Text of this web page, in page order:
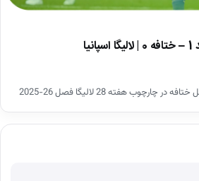
هفته 28 لالیگا فصل 26-2025